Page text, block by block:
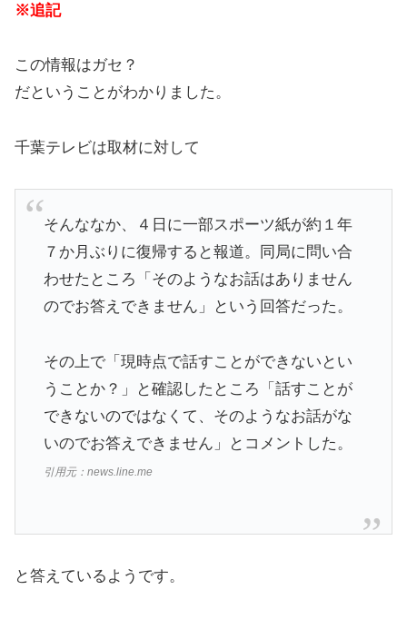
※追記
この情報はガセ？
だということがわかりました。
千葉テレビは取材に対して
そんななか、４日に一部スポーツ紙が約１年
７か月ぶりに復帰すると報道。同局に問い合
わせたところ「そのようなお話はありません
のでお答えできません」という回答だった。
その上で「現時点で話すことができないとい
うことか？」と確認したところ「話すことが
できないのではなくて、そのようなお話がな
いのでお答えできません」とコメントした。
引用元：news.line.me
と答えているようです。